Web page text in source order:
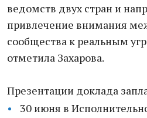
ведомств двух стран и
привлечение внимания
сообщества к реальным
отметила Захарова.
Презентации доклада
30 июня в